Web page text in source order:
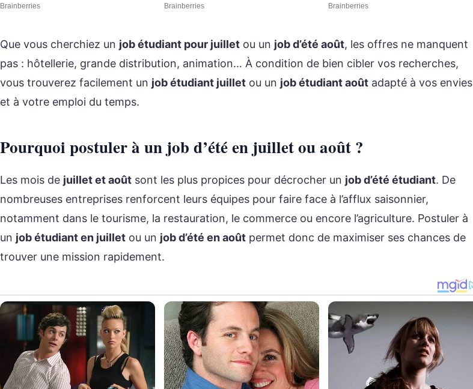
Que vous cherchiez un job étudiant pour juillet ou un job d’été août, les offres ne manquent
pas : hôtellerie, grande distribution, animation… À condition de bien cibler vos recherches,
vous trouverez facilement un job étudiant juillet ou un job étudiant août adapté à vos envies
et à votre emploi du temps.
Pourquoi postuler à un job d’été en juillet ou août ?
Les mois de juillet et août sont les plus propices pour décrocher un job d’été étudiant. De
nombreuses entreprises renforcent leurs équipes pour faire face à l’afflux saisonnier,
notamment dans le tourisme, la restauration, le commerce ou encore l’agriculture. Postuler à
un job étudiant en juillet ou un job d’été en août permet donc de maximiser ses chances de
trouver une mission rapidement.